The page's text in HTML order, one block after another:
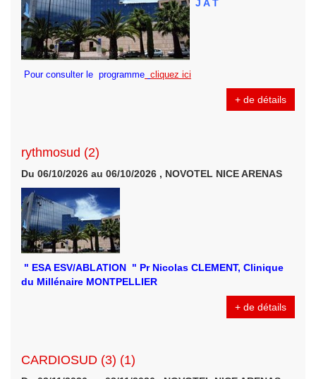
J A T
Pour consulter le programme cliquez ici
+ de détails
rythmosud (2)
Du 06/10/2026 au 06/10/2026 , NOVOTEL NICE ARENAS
" ESA ESV/ABLATION " Pr Nicolas CLEMENT, Clinique
du Millénaire MONTPELLIER
+ de détails
CARDIOSUD (3) (1)